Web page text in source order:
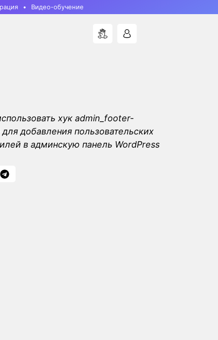
Видео-обучение
хук admin_footer-
добавления пользовательских
в админскую панель WordPress